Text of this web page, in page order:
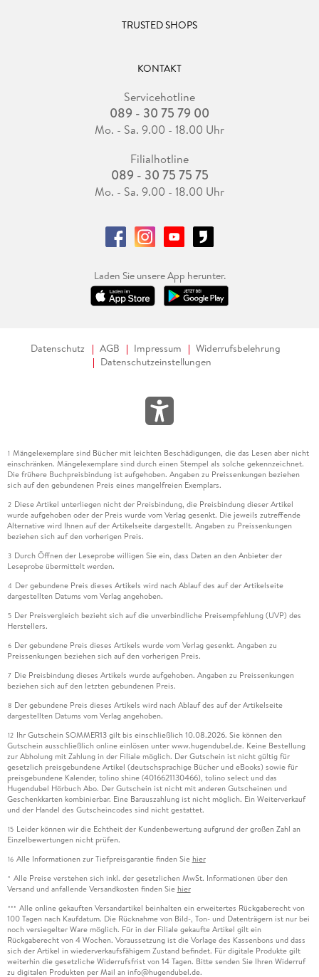
TRUSTED SHOPS
KONTAKT
Servicehotline
089 - 30 75 79 00
Mo. - Sa. 9.00 - 18.00 Uhr
Filialhotline
089 - 30 75 75 75
Mo. - Sa. 9.00 - 18.00 Uhr
Laden Sie unsere App herunter.
Datenschutz AGB Impressum
Widerrufsbelehrung
Datenschutzeinstellungen
1 Mängelexemplare sind Bücher mit leichten Beschädigungen, die das Lesen aber nicht
einschränken. Mängelexemplare sind durch einen Stempel als solche gekennzeichnet.
Die frühere Buchpreisbindung ist aufgehoben. Angaben zu Preissenkungen beziehen
sich auf den gebundenen Preis eines mangelfreien Exemplars.
2 Diese Artikel unterliegen nicht der Preisbindung, die Preisbindung dieser Artikel
wurde aufgehoben oder der Preis wurde vom Verlag gesenkt. Die jeweils zutreffende
Alternative wird Ihnen auf der Artikelseite dargestellt. Angaben zu Preissenkungen
beziehen sich auf den vorherigen Preis.
3 Durch Öffnen der Leseprobe willigen Sie ein, dass Daten an den Anbieter der
Leseprobe übermittelt werden.
4 Der gebundene Preis dieses Artikels wird nach Ablauf des auf der Artikelseite
dargestellten Datums vom Verlag angehoben.
5 Der Preisvergleich bezieht sich auf die unverbindliche Preisempfehlung (UVP) des
Herstellers.
6 Der gebundene Preis dieses Artikels wurde vom Verlag gesenkt. Angaben zu
Preissenkungen beziehen sich auf den vorherigen Preis.
7 Die Preisbindung dieses Artikels wurde aufgehoben. Angaben zu Preissenkungen
beziehen sich auf den letzten gebundenen Preis.
8 Der gebundene Preis dieses Artikels wird nach Ablauf des auf der Artikelseite
dargestellten Datums vom Verlag angehoben.
12 Ihr Gutschein SOMMER13 gilt bis einschließlich 10.08.2026. Sie können den
Gutschein ausschließlich online einlösen unter www.hugendubel.de. Keine Bestellung
zur Abholung mit Zahlung in der Filiale möglich. Der Gutschein ist nicht gültig für
gesetzlich preisgebundene Artikel (deutschsprachige Bücher und eBooks) sowie für
preisgebundene Kalender, tolino shine (4016621130466), tolino select und das
Hugendubel Hörbuch Abo. Der Gutschein ist nicht mit anderen Gutscheinen und
Geschenkkarten kombinierbar. Eine Barauszahlung ist nicht möglich. Ein Weiterverkauf
und der Handel des Gutscheincodes sind nicht gestattet.
15 Leider können wir die Echtheit der Kundenbewertung aufgrund der großen Zahl an
Einzelbewertungen nicht prüfen.
16 Alle Informationen zur Tiefpreisgarantie finden Sie hier
* Alle Preise verstehen sich inkl. der gesetzlichen MwSt. Informationen über den
Versand und anfallende Versandkosten finden Sie hier
*** Alle online gekauften Versandartikel beinhalten ein erweitertes Rückgaberecht von
100 Tagen nach Kaufdatum. Die Rücknahme von Bild-, Ton- und Datenträgern ist nur bei
noch versiegelter Ware möglich. Für in der Filiale gekaufte Artikel gilt ein
Rückgaberecht von 4 Wochen. Voraussetzung ist die Vorlage des Kassenbons und dass
sich der Artikel in wiederverkaufsfähigem Zustand befindet. Für digitale Produkte gilt
weiterhin die gesetzliche Widerrufsfrist von 14 Tagen. Bitte senden Sie Ihren Widerruf
zu digitalen Produkten per Mail an info@hugendubel.de.